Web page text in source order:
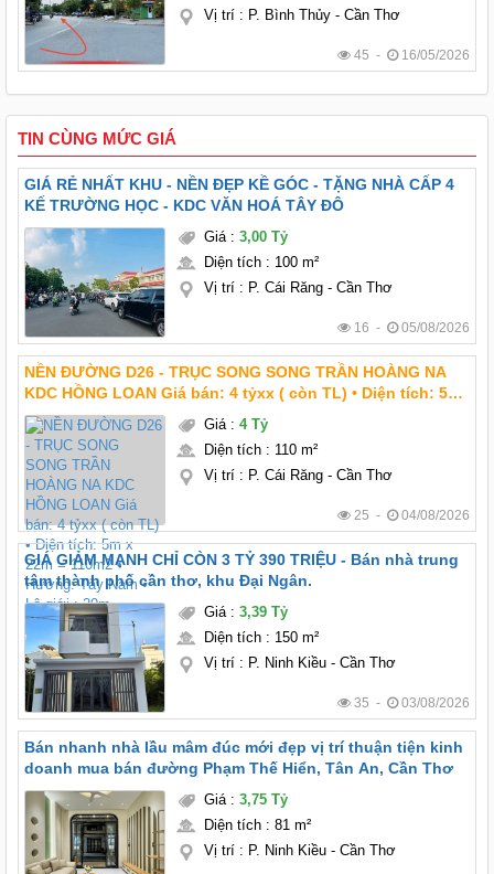
Vị trí: P. Bình Thủy - Cần Thơ
45 - 16/05/2026
TIN CÙNG MỨC GIÁ
GIÁ RẺ NHẤT KHU - NỀN ĐẸP KỀ GÓC - TẶNG NHÀ CẤP 4
KẾ TRƯỜNG HỌC - KDC VĂN HOÁ TÂY ĐÔ
Giá: 3,00 Tỷ
Diện tích: 100 m²
Vị trí: P. Cái Răng - Cần Thơ
16 - 05/08/2026
NỀN ĐƯỜNG D26 - TRỤC SONG SONG TRẦN HOÀNG NA
KDC HỒNG LOAN Giá bán: 4 tỷxx ( còn TL) • Diện tích: 5m
x 22m = 110m2 • Hướng: Tây Nam • Lộ giới : 20m
Giá: 4 Tỷ
Diện tích: 110 m²
Vị trí: P. Cái Răng - Cần Thơ
25 - 04/08/2026
GIÁ GIẢM MẠNH CHỈ CÒN 3 TỶ 390 TRIỆU - Bán nhà trung
tâm thành phố cần thơ, khu Đại Ngân.
Giá: 3,39 Tỷ
Diện tích: 150 m²
Vị trí: P. Ninh Kiều - Cần Thơ
35 - 03/08/2026
Bán nhanh nhà lầu mâm đúc mới đẹp vị trí thuận tiện kinh
doanh mua bán đường Phạm Thế Hiển, Tân An, Cần Thơ
Giá: 3,75 Tỷ
Diện tích: 81 m²
Vị trí: P. Ninh Kiều - Cần Thơ